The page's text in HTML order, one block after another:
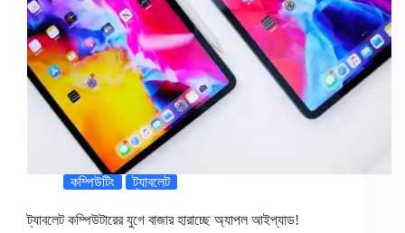
কম্পিউটিং ট্যাবলেট
ট্যাবলেট কম্পিউটারের যুগে বাজার হারাচ্ছে অ্যাপল আইপ্যাড!